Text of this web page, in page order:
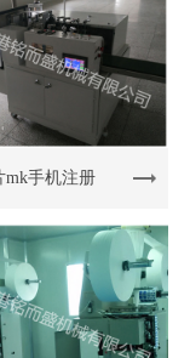
mk手机注册